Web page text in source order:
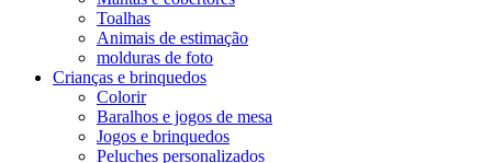
Toalhas
Animais de estimação
molduras de foto
Crianças e brinquedos
Colorir
Baralhos e jogos de mesa
Jogos e brinquedos
Peluches personalizados